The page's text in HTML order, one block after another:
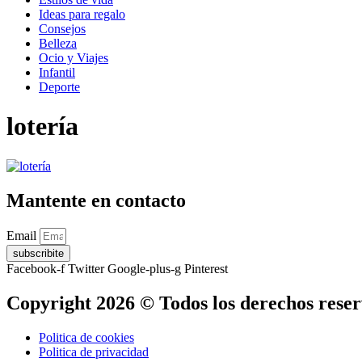
Ideas para regalo
Consejos
Belleza
Ocio y Viajes
Infantil
Deporte
lotería
Mantente en contacto
Email
subscribite
Facebook-f Twitter Google-plus-g Pinterest
Copyright 2026 © Todos los derechos
Politica de cookies
Politica de privacidad